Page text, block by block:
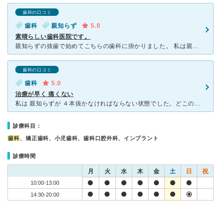
歯科の口コミ
歯科 親知らず
5.0
素晴らしい歯科医院です。
親知らずの抜歯で始めてこちらの歯科に掛かりました。 私は親知らずが4本全て生えていて、いつかは抜かなければと長年随分気が重かったのですが、こちらの歯科で抜歯をして本当に良かったです。 レントゲンか
歯科の口コミ
歯科
5.0
治療が早く 痛くない
私は 親知らずが ４本抜かなければならない状態でした。どこの歯医者にいっても 横向きに生えているから 口腔外科でないと 抜けないと言われて 外科の手術は怖いので、ダメ元でCXさんに電話すると 抜けます
診療科目：
歯科、矯正歯科、小児歯科、歯科口腔外科、インプラント
診療時間
月 火 水 木 金 土 日 祝
10:00-13:00
14:30-20:00